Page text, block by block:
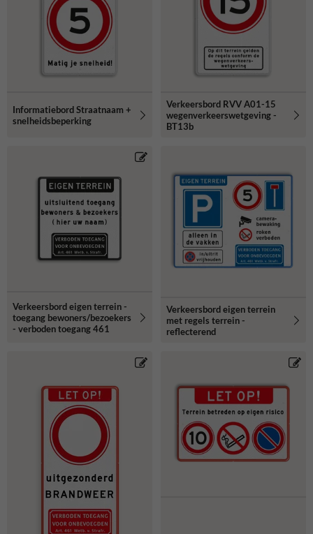
Informatiebord Straatnaam +
snelheidsbeperking
Verkeersbord RVV A01-15
wegenverkeerswetgeving -
BT13b
Verkeersbord eigen terrein -
toegang bewoners/bezoekers
- verboden toegang 461
Verkeersbord eigen terrein
met regels terrein -
reflecterend